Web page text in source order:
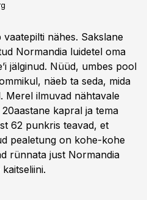
nähes. Sakslane
Normandia luidetel oma
jälginud. Nüüd, umbes pool
näeb ta seda, mida
Merel ilmuvad nähtavale
kapral ja tema
62 punkris teavad, et
pealetung on kohe-kohe
rünnata just Normandia